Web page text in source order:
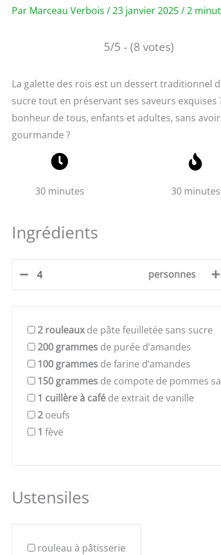
Par Marceau Verbois /23 janvier 2025/2
5/5 - (8 votes)
La galette des rois est un dessert traditionnel
sucre tout en préservant ses saveurs
bonheur de tous, enfants et adultes, sans
gourmande ?
30 minutes 30 minutes
Ingrédients
personnes
2 rouleauxde pâte feuilletée sans sucre
200 grammes de purée d’amandes
100 grammes de farine d’amandes
150 grammes de compote de pommes
1 cuillère à café de extrait de vanille
2 oeufs
1 fève
Ustensiles
rouleau à pâtisserie